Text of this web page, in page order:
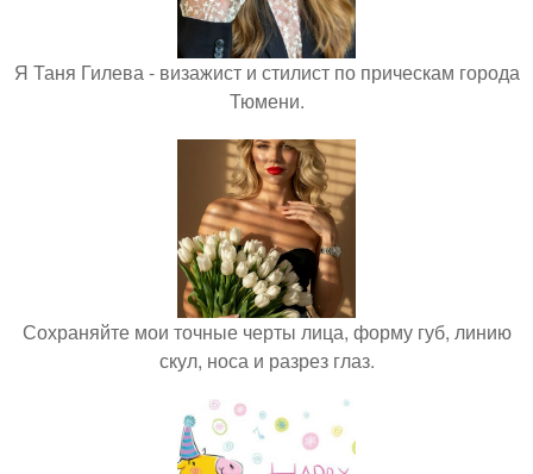
Я Таня Гилева - визажист и стилист по прическам города
Тюмени.
Сохраняйте мои точные черты лица, форму губ, линию
скул, носа и разрез глаз.